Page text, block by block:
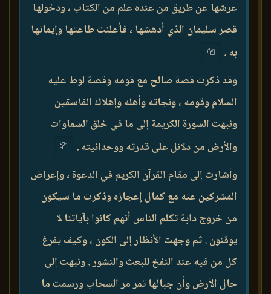
عرشها عن طريق من عنده علم من الكتاب ، ودخولها
قصر سليمان الذي أدهشها ، فأعلنت طاعتها وإيمانها
به .
وقد ذكرت قصة صالح مع قومه وقصة لوط عليه
السلام وقومه ، ونجاته وأهله وإهلاك الفاسقين
ونبهت السورة الكريمة إلى ما في خلق السماوات
والأرض من دلائل على قدرته ووحدانيته .
وأشارت إلى مقام القرآن الكريم في الدعوة ، وإعراض
المشركين عنه مع كمال إعجازه وذكرت ما سيكون
من خروج دابة تكلم الناس أنهم كانوا بآياتنا لا
يوقنون . ثم وجهت الأنظار إلى الكون ، وكيف يفرغ
كل من فيه عند النفخ للبعث والنشور . ونبهت إلى
حال الأرض وأن جبالها تمر مر السحاب ورسمت ما